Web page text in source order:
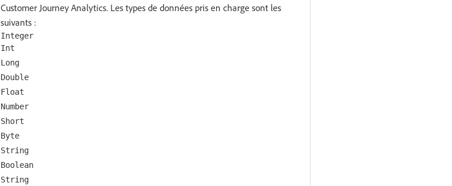
Customer Journey Analytics. Les types de données pris en charge sont les
suivants :
Integer
Int
Long
Double
Float
Number
Short
Byte
String
Boolean
String